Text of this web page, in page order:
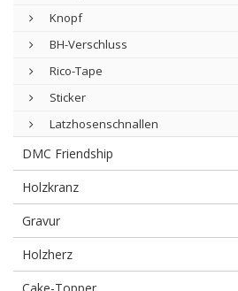
Knopf
BH-Verschluss
Rico-Tape
Sticker
Latzhosenschnallen
DMC Friendship
Holzkranz
Gravur
Holzherz